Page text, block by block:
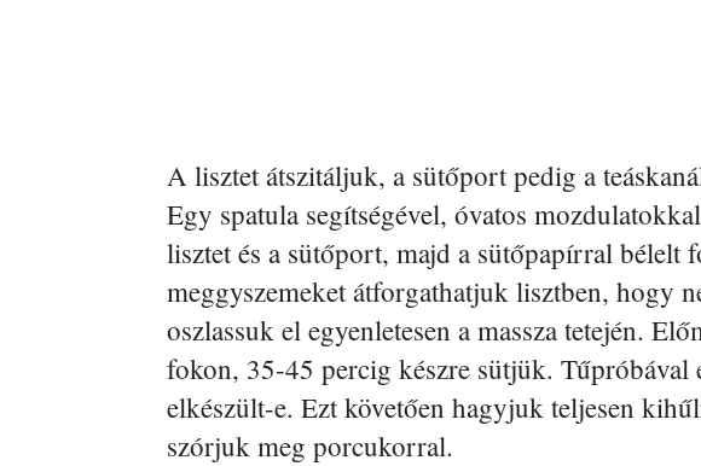
A lisztet átszitáljuk, a sütőport pedig a
Egy spatula segítségével, óvatos
lisztet és a sütőport, majd a sütőpapírral bélelt
meggyszemeket átforgathatjuk lisztben, hogy
oszlassuk el egyenletesen a massza tetején.
fokon, 35-45 percig készre sütjük.
elkészült-e. Ezt követően hagyjuk teljesen
szórjuk meg porcukorral.